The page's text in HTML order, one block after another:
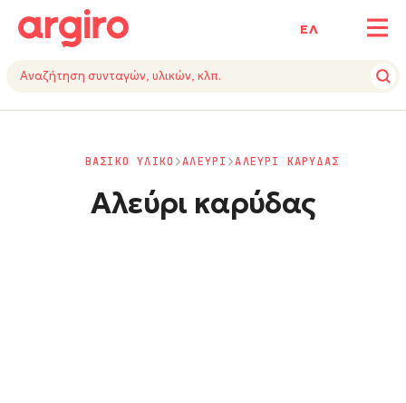
ΕΛ
ΒΑΣΙΚΟ ΥΛΙΚΟ ΑΛΕΥΡΙ ΑΛΕΥΡΙ ΚΑΡΥΔΑΣ
Αλεύρι καρύδας